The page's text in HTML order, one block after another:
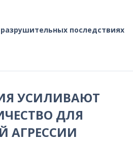
последствиях
УСИЛИВАЮТ
ДЛЯ
АГРЕССИИ